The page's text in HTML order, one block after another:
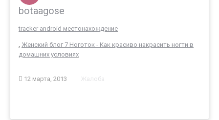
botaagose
tracker android местонахождение
, Женский блог 7 Ноготок - Как красиво накрасить ногти в
домашних условиях
12 марта, 2013 Жалоба